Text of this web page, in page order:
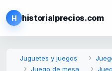
H historialprecios.com
Juguetes y juegos
Juego de mesa